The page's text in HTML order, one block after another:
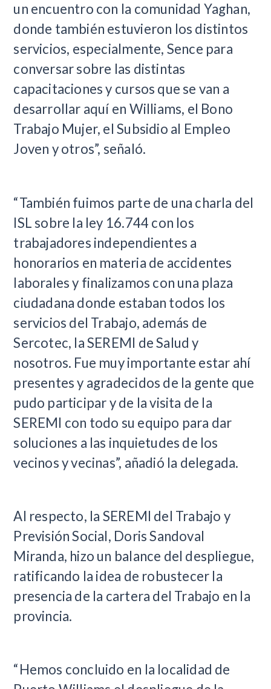
un encuentro con la comunidad Yaghan,
donde también estuvieron los distintos
servicios, especialmente, Sence para
conversar sobre las distintas
capacitaciones y cursos que se van a
desarrollar aquí en Williams, el Bono
Trabajo Mujer, el Subsidio al Empleo
Joven y otros”, señaló.
“También fuimos parte de una charla del
ISL sobre la ley 16.744 con los
trabajadores independientes a
honorarios en materia de accidentes
laborales y finalizamos con una plaza
ciudadana donde estaban todos los
servicios del Trabajo, además de
Sercotec, la SEREMI de Salud y
nosotros. Fue muy importante estar ahí
presentes y agradecidos de la gente que
pudo participar y de la visita de la
SEREMI con todo su equipo para dar
soluciones a las inquietudes de los
vecinos y vecinas”, añadió la delegada.
Al respecto, la SEREMI del Trabajo y
Previsión Social, Doris Sandoval
Miranda, hizo un balance del despliegue,
ratificando la idea de robustecer la
presencia de la cartera del Trabajo en la
provincia.
“Hemos concluido en la localidad de